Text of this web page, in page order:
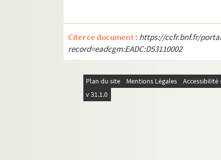
Citer ce document : https://ccfr.bnf.fr/
record=eadcgm:EADC:D53110002
Plan du site Mentions Légales
v 31.1.0